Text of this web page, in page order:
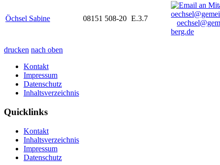
Öchsel Sabine 08151 508-20 E.3.7
berg.de
drucken nach oben
Kontakt
Impressum
Datenschutz
Inhaltsverzeichnis
Quicklinks
Kontakt
Inhaltsverzeichnis
Impressum
Datenschutz